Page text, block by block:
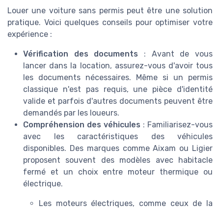
Louer une voiture sans permis peut être une solution
pratique. Voici quelques conseils pour optimiser votre
expérience :
Vérification des documents : Avant de vous
lancer dans la location, assurez-vous d'avoir tous
les documents nécessaires. Même si un permis
classique n'est pas requis, une pièce d'identité
valide et parfois d'autres documents peuvent être
demandés par les loueurs.
Compréhension des véhicules : Familiarisez-vous
avec les caractéristiques des véhicules
disponibles. Des marques comme Aixam ou Ligier
proposent souvent des modèles avec habitacle
fermé et un choix entre moteur thermique ou
électrique.
Les moteurs électriques, comme ceux de la